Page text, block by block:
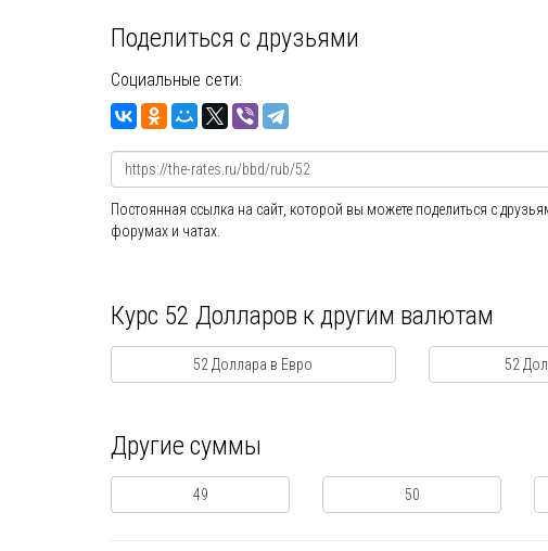
Поделиться с друзьями
Социальные сети:
Постоянная ссылка на сайт, которой вы можете поделиться с
форумах и чатах.
Курс 52 Долларов к другим валютам
52 Доллара в Евро 52
Другие суммы
49 50